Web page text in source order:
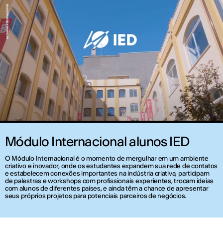
Módulo Internacional alunos IED
O Módulo Internacional é o momento de mergulhar em um ambiente
criativo e inovador, onde os estudantes expandem sua rede de contatos
e estabelecem conexões importantes na indústria criativa, participam
de palestras e workshops com profissionais experientes, trocam ideias
com alunos de diferentes países, e ainda têm a chance de apresentar
seus próprios projetos para potenciais parceiros de negócios.